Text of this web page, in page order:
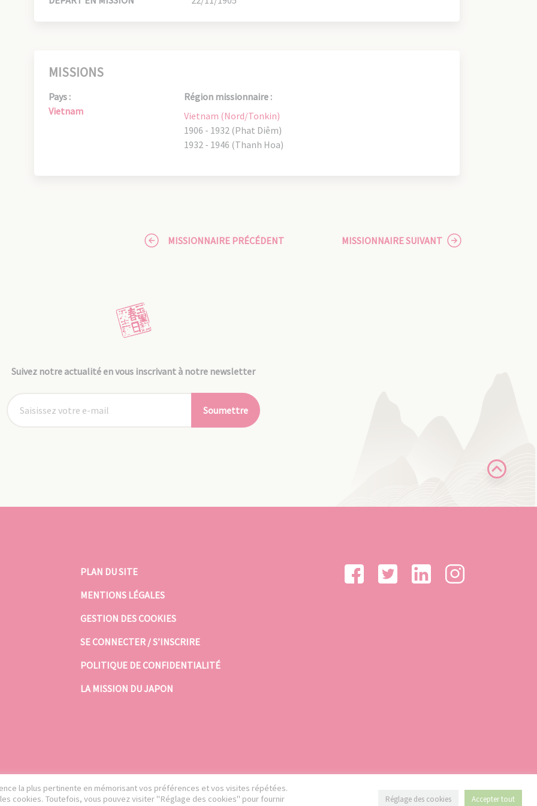
MISSIONS
Pays :
Vietnam
Région missionnaire :
Vietnam (Nord/Tonkin)
1906 - 1932 (Phat Diêm)
1932 - 1946 (Thanh Hoa)
MISSIONNAIRE PRÉCÉDENT MISSIONNAIRE SUIVANT
Suivez notre actualité en vous inscrivant à notre newsletter
Soumettre
PLAN DU SITE
MENTIONS LÉGALES
GESTION DES COOKIES
SE CONNECTER / S’INSCRIRE
POLITIQUE DE CONFIDENTIALITÉ
LA MISSION DU JAPON
la plus pertinente en mémorisant vos préférences et vos visites répétées.
cookies. Toutefois, vous pouvez visiter "Réglage des cookies" pour fournir
Réglage des cookies Accepter tout